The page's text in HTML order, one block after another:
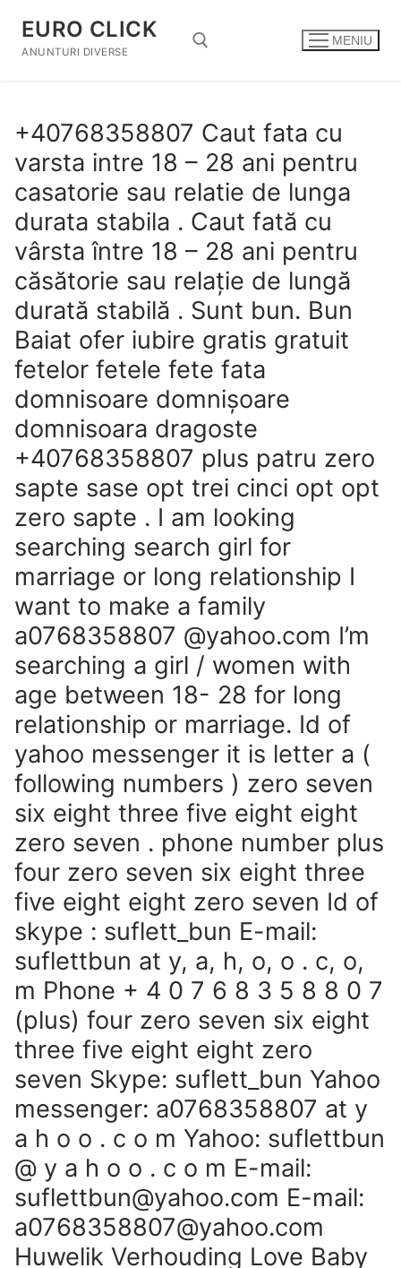
conținut
EURO CLICK
ANUNTURI DIVERSE
MENIU
+40768358807 Caut fata cu
varsta intre 18 – 28 ani pentru
casatorie sau relatie de lunga
durata stabila . Caut fată cu
vârsta între 18 – 28 ani pentru
căsătorie sau relaţie de lungă
durată stabilă . Sunt bun. Bun
Baiat ofer iubire gratis gratuit
fetelor fetele fete fata
domnisoare domnişoare
domnisoara dragoste
+40768358807 plus patru zero
sapte sase opt trei cinci opt opt
zero sapte . I am looking
searching search girl for
marriage or long relationship I
want to make a family
a0768358807 @yahoo.com I’m
searching a girl / women with
age between 18- 28 for long
relationship or marriage. Id of
yahoo messenger it is letter a (
following numbers ) zero seven
six eight three five eight eight
zero seven . phone number plus
four zero seven six eight three
five eight eight zero seven Id of
skype : suflett_bun E-mail:
suflettbun at y, a, h, o, o . c, o,
m Phone + 4 0 7 6 8 3 5 8 8 0 7
(plus) four zero seven six eight
three five eight eight zero
seven Skype: suflett_bun Yahoo
messenger: a0768358807 at y
a h o o . c o m Yahoo: suflettbun
@ y a h o o . c o m E-mail:
suflettbun@yahoo.com E-mail:
a0768358807@yahoo.com
Huwelik Verhouding Love Baby